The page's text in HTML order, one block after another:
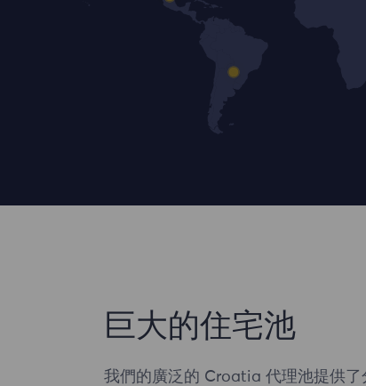
巨大的住宅池
我們的廣泛的 Croatia 代理池提供